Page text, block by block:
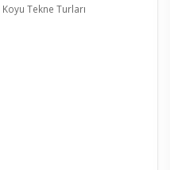
Tekne Turları